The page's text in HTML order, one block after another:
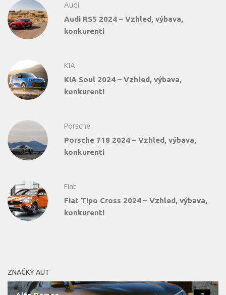
Audi
Audi RS5 2024 – Vzhled, výbava,
konkurenti
KIA
KIA Soul 2024 – Vzhled, výbava,
konkurenti
Porsche
Porsche 718 2024 – Vzhled, výbava,
konkurenti
Fiat
Fiat Tipo Cross 2024 – Vzhled, výbava,
konkurenti
ZNAČKY AUT